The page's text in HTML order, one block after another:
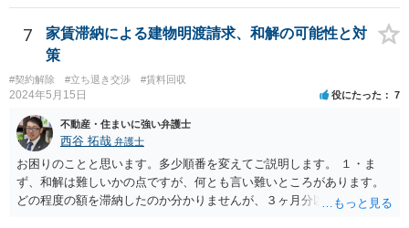
で、適切な対応が望めない場合は、債権回収を弁護士に依頼すること
をご検討ください。
7
家賃滞納による建物明渡請求、和解の可能性と対
策
#契約解除 #立ち退き交渉 #賃料回収
2024年5月15日 役にたった 7
不動産・住まいに強い弁護士
西谷 拓哉 弁護士
お困りのことと思います。多少順番を変えてご説明します。 １・ま
ず、和解は難しいかの点ですが、何とも言い難いところがあります。
どの程度の額を滞納したのか分かりませんが、３ヶ月分以上滞納した